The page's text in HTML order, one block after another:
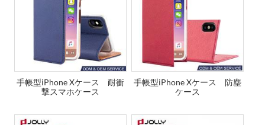
手帳型iPhone Xケース 耐衝
撃スマホケース
手帳型iPhone Xケース 防塵
ケース